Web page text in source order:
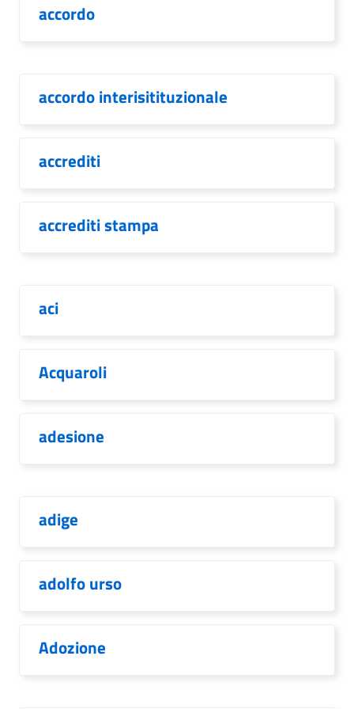
accordo
accordo interisitituzionale
accrediti
accrediti stampa
aci
Acquaroli
adesione
adige
adolfo urso
Adozione